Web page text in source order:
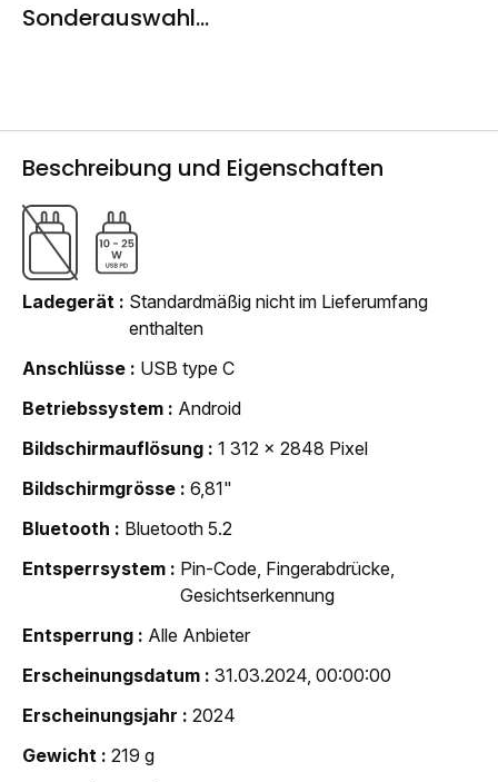
Sonderauswahl...
Beschreibung und Eigenschaften
Ladegerät
Standardmäßig nicht im Lieferumfang
enthalten
Anschlüsse
USB type C
Betriebssystem
Android
Bildschirmauflösung
1 312 x 2848 Pixel
Bildschirmgrösse
6,81"
Bluetooth
Bluetooth 5.2
Entsperrsystem
Pin-Code, Fingerabdrücke,
Gesichtserkennung
Entsperrung
Alle Anbieter
Erscheinungsdatum
31.03.2024, 00:00:00
Erscheinungsjahr
2024
Gewicht
219 g